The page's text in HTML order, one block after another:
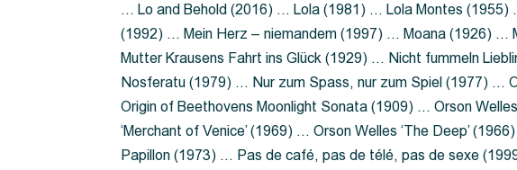
… Lo and Behold (2016) … Lola (1981) … Lola Montes
(1992) … Mein Herz – niemandem (1997) … Moana (1926) …
Mutter Krausens Fahrt ins Glück (1929) … Nicht fummeln
Nosferatu (1979) … Nur zum Spass, nur zum Spiel (1977)
Origin of Beethovens Moonlight Sonata (1909) … Orson
‘Merchant of Venice’ (1969) … Orson Welles ‘The Deep’
Papillon (1973) … Pas de café, pas de télé, pas de sexe